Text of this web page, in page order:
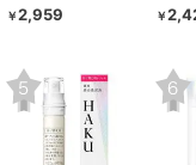
￥2,959 ￥